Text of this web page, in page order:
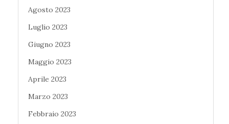
Agosto 2023
Luglio 2023
Giugno 2023
Maggio 2023
Aprile 2023
Marzo 2023
Febbraio 2023